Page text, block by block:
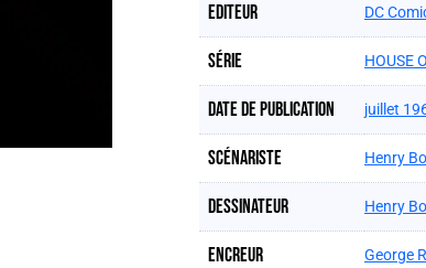
Editeur DC
Série HOUSE
Date de publication juillet
Scénariste Henry
Dessinateur Henry
Encreur George